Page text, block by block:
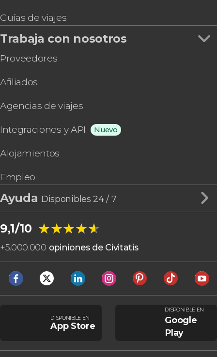
Guías de viajes
Trabaja con nosotros
Proveedores
Afiliados
Agencias de viajes
Integraciones y API Nuevo
Alojamientos
Empleo
Ayuda Disponibles 24 / 7
9,1/10 ★★★★★
★★★★★
+5.000.000 opiniones de Civitatis
DISPONIBLE EN
App Store
DISPONIBLE EN
Google
Play